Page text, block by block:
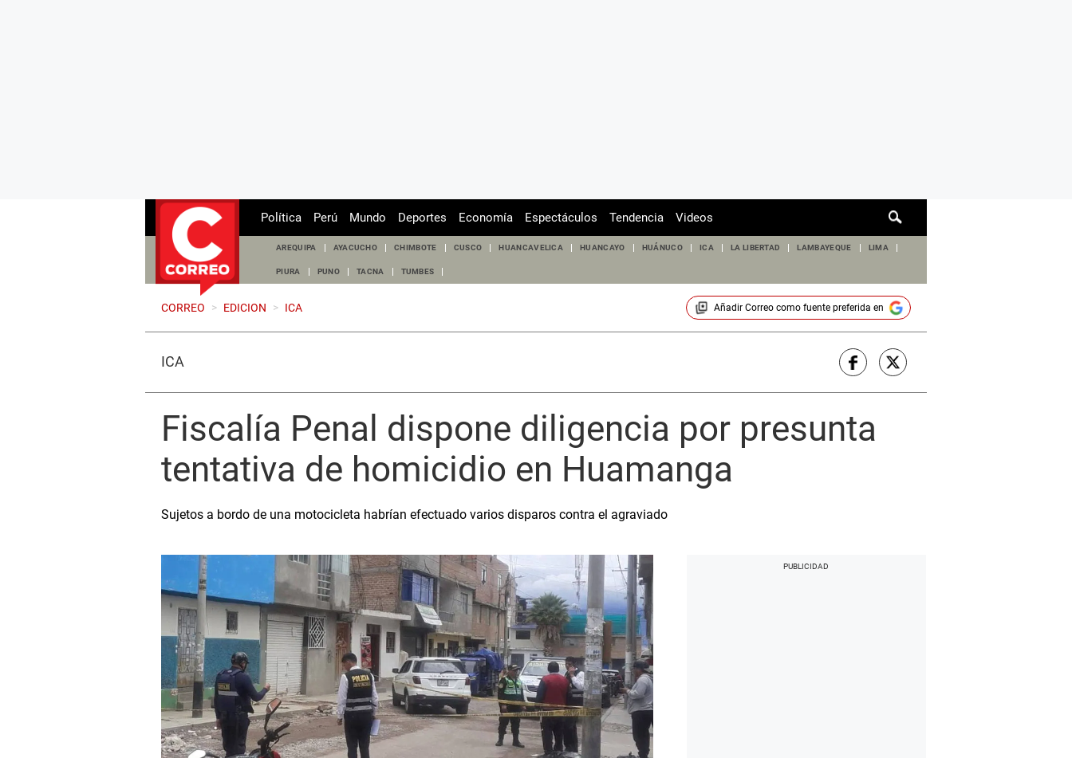
de
Política Perú Mundo Deportes Economía Espectáculos Tendencia Videos
AREQUIPA AYACUCHO CHIMBOTE CUSCO HUANCAVELICA HUANCAYO HUÁNUCO ICA LA LIBERTAD LAMBAYEQUE LIMA
PIURA PUNO TACNA TUMBES
CORREO > EDICION > ICA Añadir Correocomo fuente preferida en
ICA
Fiscalía Penal dispone diligencia por presunta
tentativa de homicidio en Huamanga
Sujetos a bordo de una motocicleta habrían efectuado varios disparos contra el agraviado